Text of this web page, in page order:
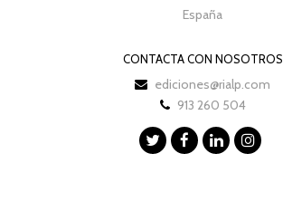
España
CONTACTA CON NOSOTROS
ediciones@rialp.com
913 260 504